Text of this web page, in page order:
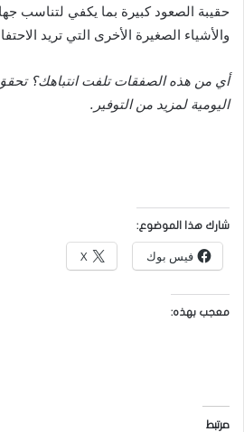
حقيبة الصعود كبيرة بما يكفي لتناسب
والأشياء الصغيرة الأخرى التي تريد
أي من هذه الصفقات تلفت انتباهك؟
اليومية لمزيد من التوفير.
شارك هذا الموضوع:
فيس بوك X
معجب بهذه:
مرتبط